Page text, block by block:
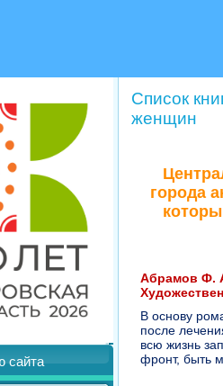
сайта
Список
женщин
города
Абрамов Ф.
В основу
после
всю жизнь
фронт, быть